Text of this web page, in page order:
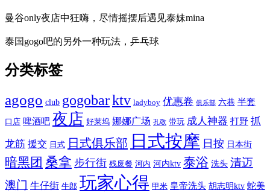
曼谷only夜店中狂嗨，尽情摇摆后遇见泰妹mina
泰国gogo吧的另外一种玩法，乒乓球
分类标签
agogo club gogobarktv ladyboy 优惠卷 俱乐部 六巷 半套
口店 啤酒吧 夜店 好莱坞 娜娜广场 孔敬 带玩 成人神器 打野 抓
龙筋 援交 日式 日式俱乐部 日式按摩 日按 日本街
暗黑团 桑拿 步行街 残废餐 河内 河内ktv 泰浴 洗头 清迈
澳门 牛仔街 牛郎 玩家心得 甲米 皇帝洗头 胡志明ktv 蛇美